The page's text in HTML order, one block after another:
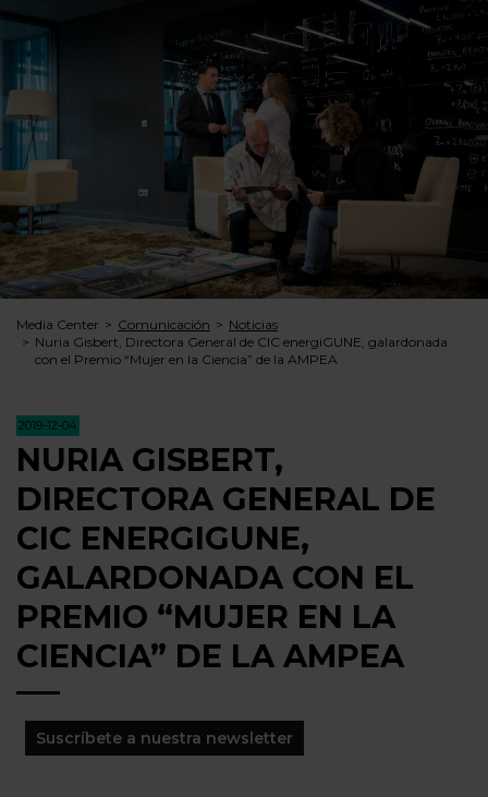
Media Center Comunicación
Noticias
Nuria Gisbert, Directora General de CIC energiGUNE, galardonada
con el Premio “Mujer en la Ciencia” de la AMPEA
2019-12-04
NURIA GISBERT,
DIRECTORA GENERAL DE
CIC ENERGIGUNE,
GALARDONADA CON EL
PREMIO “MUJER EN LA
CIENCIA” DE LA AMPEA
Suscríbete a nuestra newsletter